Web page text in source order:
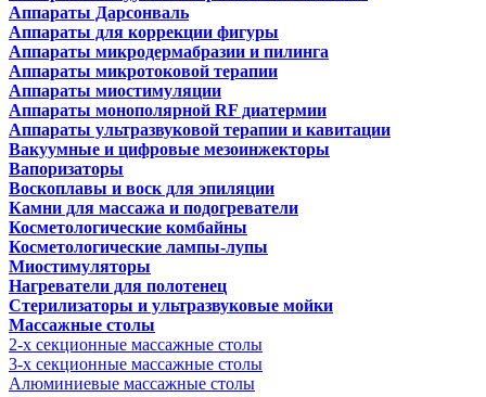
Аппараты Дарсонваль
Аппараты для коррекции фигуры
Аппараты микродермабразии и пилинга
Аппараты микротоковой терапии
Аппараты миостимуляции
Аппараты монополярной RF диатермии
Аппараты ультразвуковой терапии и кавитации
Вакуумные и цифровые мезоинжекторы
Вапоризаторы
Воскоплавы и воск для эпиляции
Камни для массажа и подогреватели
Косметологические комбайны
Косметологические лампы-лупы
Миостимуляторы
Нагреватели для полотенец
Стерилизаторы и ультразвуковые мойки
Массажные столы
2-х секционные массажные столы
3-х секционные массажные столы
Алюминиевые массажные столы